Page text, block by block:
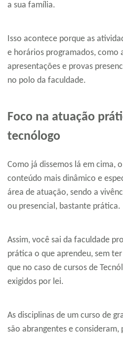
a sua família.
Isso acontece porque as
e horários programados, como
apresentações e provas
no polo da faculdade.
Foco na atuação
tecnólogo
Como já dissemos lá em cima,
conteúdo mais dinâmico e
área de atuação, sendo a
ou presencial, bastante prática.
Assim, você sai da faculdade
prática o que aprendeu, sem
que no caso de cursos de
exigidos por lei.
As disciplinas de um curso de
são abrangentes e consideram,